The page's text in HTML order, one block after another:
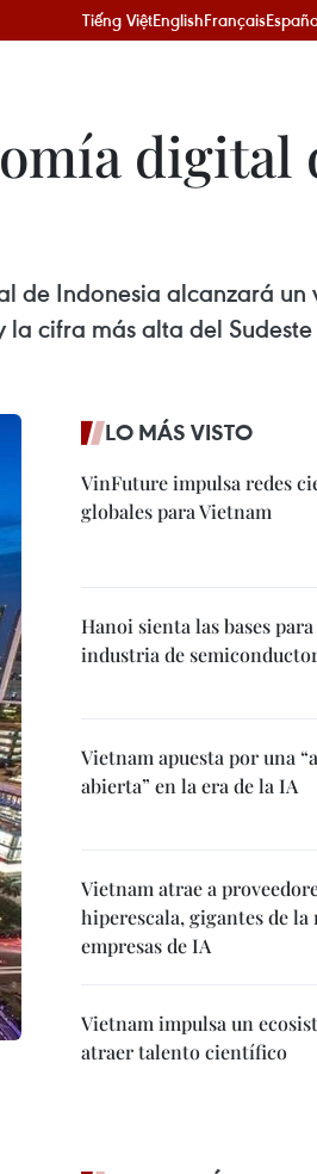
Tiếng ViệtEnglishFrançais
digital
de Indonesia alcanzará un
cifra más alta del
LO MÁS VISTO
VinFuture impulsa redes
globales para Vietnam
Hanoi sienta las bases
industria de
Vietnam apuesta por una
abierta” en la era de la IA
Vietnam atrae a
hiperescala, gigantes de la
empresas de IA
Vietnam impulsa un
atraer talento científico